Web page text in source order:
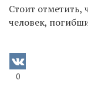
Стоит отметить,
человек,
0